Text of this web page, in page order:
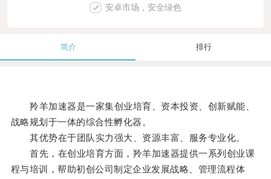
安卓市场，安全绿色
简介 排行
羚羊加速器是一家集创业培育、资本投资、创新赋能、
战略规划于一体的综合性孵化器。
其优势在于团队实力强大、资源丰富、服务专业化。
首先，在创业培育方面，羚羊加速器提供一系列创业课
程与培训，帮助初创公司制定企业发展战略、管理流程体